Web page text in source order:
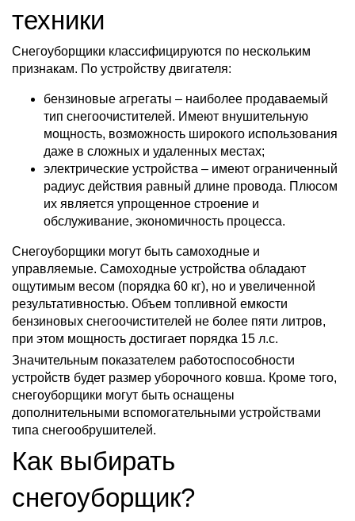
техники
Снегоуборщики классифицируются по нескольким
признакам. По устройству двигателя:
бензиновые агрегаты – наиболее продаваемый
тип снегоочистителей. Имеют внушительную
мощность, возможность широкого использования
даже в сложных и удаленных местах;
электрические устройства – имеют ограниченный
радиус действия равный длине провода. Плюсом
их является упрощенное строение и
обслуживание, экономичность процесса.
Снегоуборщики могут быть самоходные и
управляемые. Самоходные устройства обладают
ощутимым весом (порядка 60 кг), но и увеличенной
результативностью. Объем топливной емкости
бензиновых снегоочистителей не более пяти литров,
при этом мощность достигает порядка 15 л.с.
Значительным показателем работоспособности
устройств будет размер уборочного ковша. Кроме того,
снегоуборщики могут быть оснащены
дополнительными вспомогательными устройствами
типа снегообрушителей.
Как выбирать
снегоуборщик?